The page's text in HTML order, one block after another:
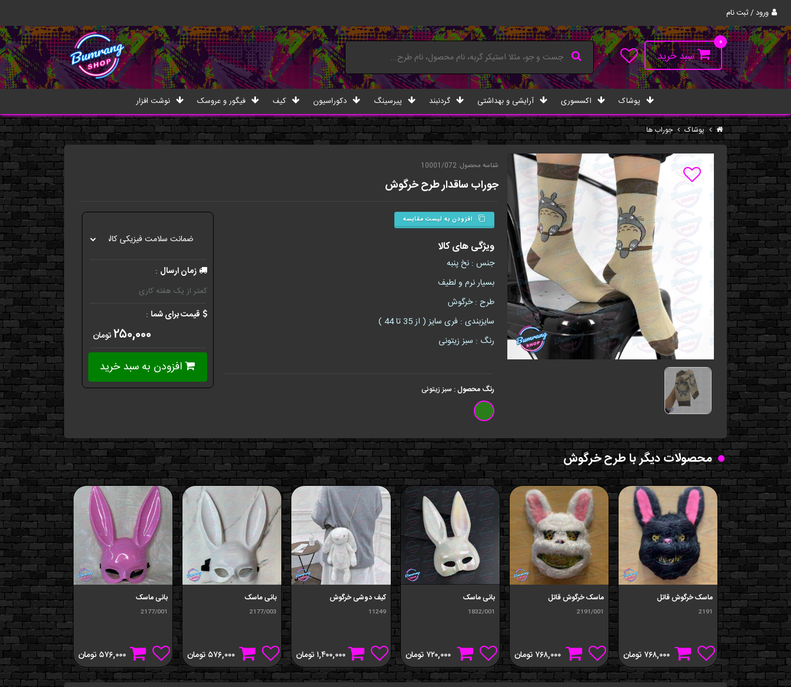
ورود / ثبت نام
۰
سبد خرید
پوشاک اکسسوری آرایشی و بهداشتی گردنبند پیرسینگ دکوراسیون کیف فیگور و عروسک نوشت افزار
پوشاک جوراب ها
شناسه محصول: 10001/072
جوراب ساقدار طرح خرگوش
افزودن به لیست مقایسه
ویژگی های کالا
جنس : نخ پنبه
بسیار نرم و لطیف
طرح : خرگوش
سایزبندی : فری سایز ( از 35 تا 44 )
رنگ : سبز زیتونی
رنگ محصول: سبز زیتونی
زمان ارسال :
کمتر از یک هفته کاری
قیمت برای شما :
۲۵۰,۰۰۰تومان
افزودن به سبد خرید
محصولات دیگر با طرح خرگوش
ماسک خرگوش قاتل
2191
۷۶۸,۰۰۰ تومان
ماسک خرگوش قاتل
2191/001
۷۶۸,۰۰۰ تومان
بانی ماسک
1832/001
۷۲۰,۰۰۰ تومان
کيف دوشی خرگوش
11249
۱,۴۰۰,۰۰۰تومان
بانی ماسک
2177/003
۵۷۶,۰۰۰ تومان
بانی ماسک
2177/001
۵۷۶,۰۰۰ تومان
بانی ماسک
2177